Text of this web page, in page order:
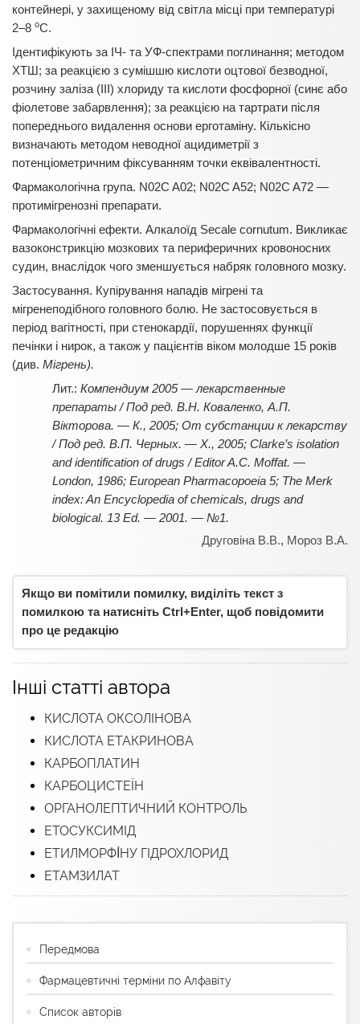
контейнері, у захищеному від світла місці при температурі
2–8 оС.
Ідентифікують за ІЧ- та УФ-спектрами поглинання; методом
ХТШ; за реакцією з сумішшю кислоти оцтової безводної,
розчину заліза (III) хлориду та кислоти фосфорної (синє або
фіолетове забарвлення); за реакцією на тартрати після
попереднього видалення основи ерготаміну. Кількісно
визначають методом неводної ацидиметрії з
потенціометричним фіксуванням точки еквівалентності.
Фармакологічна група. N02C A02; N02C A52; N02C A72 —
протимігренозні препарати.
Фармакологічні ефекти. Алкалоїд Secale cornutum. Викликає
вазоконстрикцію мозкових та периферичних кровоносних
судин, внаслідок чого зменшується набряк головного мозку.
Застосування. Купірування нападів мігрені та
мігренеподібного головного болю. Не застосовується в
період вагітності, при стенокардії, порушеннях функції
печінки і нирок, а також у пацієнтів віком молодше 15 років
(див. Мігрень).
Компендиум 2005 — лекарственные
препараты / Под ред. В.Н. Коваленко, А.П.
Вікторова. — К., 2005; От субстанции к лекарству
/ Под ред. В.П. Черных. — Х., 2005; Clarke’s isolation
and identification of drugs / Editor A.C. Moffat. —
London, 1986; European Pharmacopoeia 5; The Merk
index: An Encyclopedia of chemicals, drugs and
biological. 13 Ed. — 2001. — №1.
Друговіна В.В., Мороз В.А.
Якщо ви помітили помилку, виділіть текст з
помилкою та натисніть Ctrl+Enter, щоб повідомити
про це редакцію
Інші статті автора
КИСЛОТА ОКСОЛІНОВА
КИСЛОТА ЕТАКРИНОВА
КАРБОПЛАТИН
КАРБОЦИСТЕЇН
ОРГАНОЛЕПТИЧНИЙ КОНТРОЛЬ
ЕТОСУКСИМІД
ЕТИЛМОРФІ́НУ ГІДРОХЛОРИД
ЕТАМЗИЛАТ
Передмова
Фармацевтичні терміни по Алфавіту
Список авторів